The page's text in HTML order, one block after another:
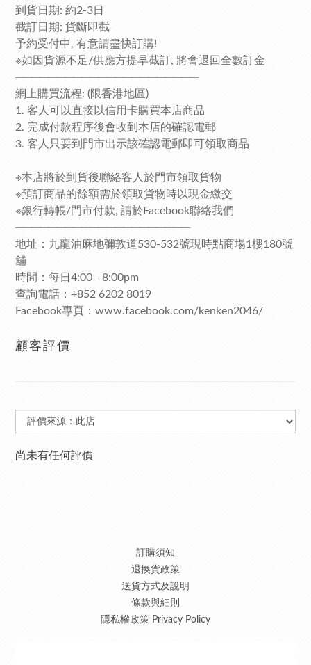
到貨日期: 約2-3日
截訂日期: 貨斷即截
予約受付中, 有意請盡快訂購!
※如因貨源不足/供應方提早截訂, 將會退回全數訂金
──────────────────────
網上購買流程: (限香港地區)
1. 客人可以直接以信用卡購買本店商品
2. 完成付款程序後會收到本店的確認電郵
3. 客人只要到門市出示該確認電郵即可領取商品
※本店將於到貨後聯絡客人於門市領取貨物
※預訂商品的餘額需於領取貨物時以現金繳交
※銀行轉帳/門市付款, 請於Facebook聯絡我們
─────────────────────
地址：九龍油麻地彌敦道530-532號現時點商場1樓180號
舖
時間：每日4:00 - 8:00pm
查詢電話：+852 6202 8019
Facebook專頁：www.facebook.com/kenken2046/
顧客評價
尚未有任何評價
訂購須知
退換貨政策
送貨方式及說明
條款與細則
隱私權政策 Privacy Policy